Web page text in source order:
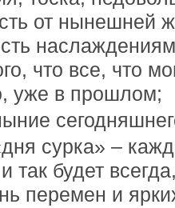
от нынешней
что все, что
уже в прошлом;
сурка» –
так будет
перемен и